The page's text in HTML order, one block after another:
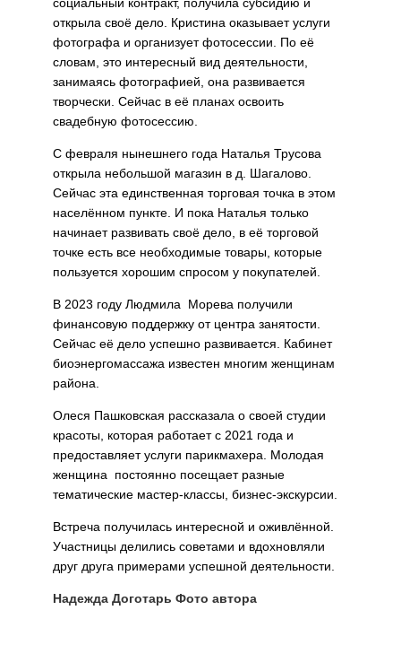
открыла своё дело. Кристина оказывает услуги
фотографа и организует фотосессии. По её
словам, это интересный вид деятельности,
занимаясь фотографией, она развивается
творчески. Сейчас в её планах освоить
свадебную фотосессию.
С февраля нынешнего года Наталья Трусова
открыла небольшой магазин в д. Шагалово.
Сейчас эта единственная торговая точка в этом
населённом пункте. И пока Наталья только
начинает развивать своё дело, в её торговой
точке есть все необходимые товары, которые
пользуется хорошим спросом у покупателей.
В 2023 году Людмила Морева получили
финансовую поддержку от центра занятости.
Сейчас её дело успешно развивается. Кабинет
биоэнергомассажа известен многим женщинам
района.
Олеся Пашковская рассказала о своей студии
красоты, которая работает с 2021 года и
предоставляет услуги парикмахера. Молодая
женщина постоянно посещает разные
тематические мастер-классы, бизнес-экскурсии.
Встреча получилась интересной и оживлённой.
Участницы делились советами и вдохновляли
друг друга примерами успешной деятельности.
Надежда Доготарь Фото автора